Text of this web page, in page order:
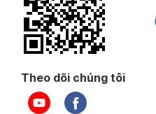
Theo dõi chúng tôi